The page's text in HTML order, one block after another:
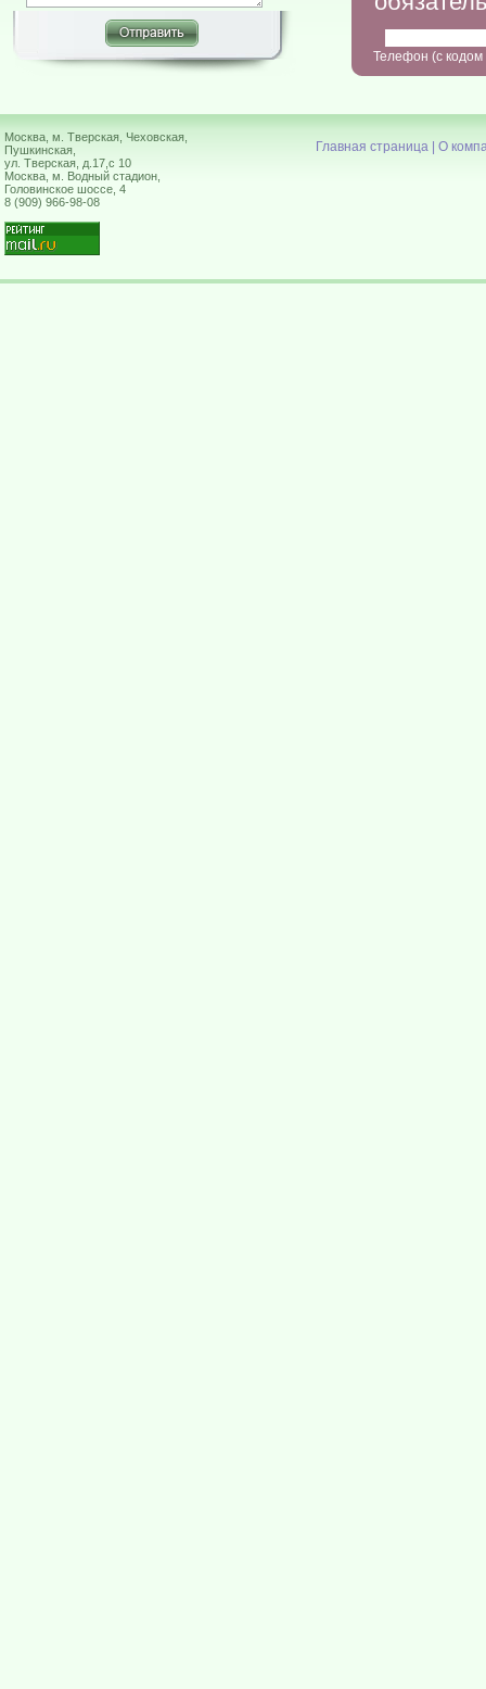
Телефон (с кодом
Москва, м. Тверская, Чеховская,
Пушкинская,
ул. Тверская, д.17,с 10
Москва, м. Водный стадион,
Головинское шоссе, 4
8 (909) 966-98-08
Главная страница| О